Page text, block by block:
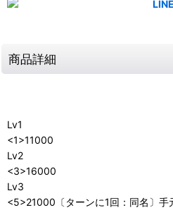
商品詳細
Lv1
<1>11000
Lv2
<3>16000
Lv3
<5>21000〔ターンに1回：同名〕手